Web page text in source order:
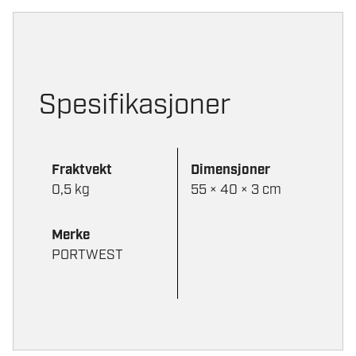
Spesifikasjoner
Fraktvekt
0,5 kg
Dimensjoner
55 × 40 × 3 cm
Merke
PORTWEST